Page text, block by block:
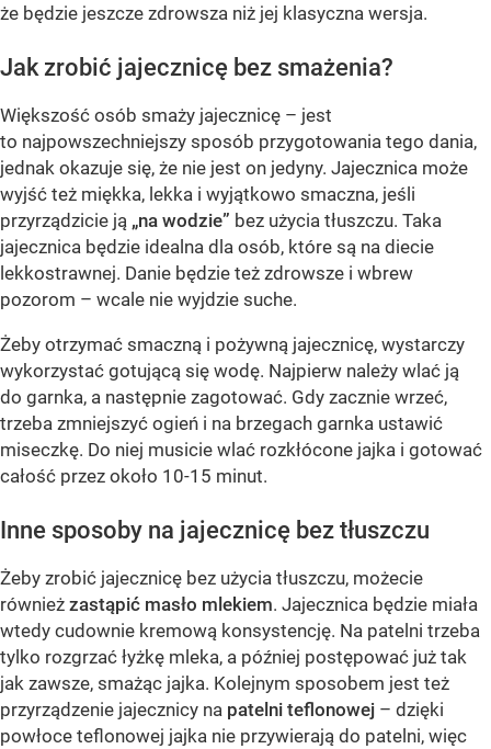
że będzie jeszcze zdrowsza niż jej klasyczna wersja.
Jak zrobić jajecznicę bez smażenia?
Większość osób smaży jajecznicę – jest
to najpowszechniejszy sposób przygotowania tego dania,
jednak okazuje się, że nie jest on jedyny. Jajecznica może
wyjść też miękka, lekka i wyjątkowo smaczna, jeśli
przyrządzicie ją „na wodzie” bez użycia tłuszczu. Taka
jajecznica będzie idealna dla osób, które są na diecie
lekkostrawnej. Danie będzie też zdrowsze i wbrew
pozorom – wcale nie wyjdzie suche.
Żeby otrzymać smaczną i pożywną jajecznicę, wystarczy
wykorzystać gotującą się wodę. Najpierw należy wlać ją
do garnka, a następnie zagotować. Gdy zacznie wrzeć,
trzeba zmniejszyć ogień i na brzegach garnka ustawić
miseczkę. Do niej musicie wlać rozkłócone jajka i gotować
całość przez około 10-15 minut.
Inne sposoby na jajecznicę bez tłuszczu
Żeby zrobić jajecznicę bez użycia tłuszczu, możecie
również zastąpić masło mlekiem. Jajecznica będzie miała
wtedy cudownie kremową konsystencję. Na patelni trzeba
tylko rozgrzać łyżkę mleka, a później postępować już tak
jak zawsze, smażąc jajka. Kolejnym sposobem jest też
przyrządzenie jajecznicy na patelni teflonowej – dzięki
powłoce teflonowej jajka nie przywierają do patelni, więc